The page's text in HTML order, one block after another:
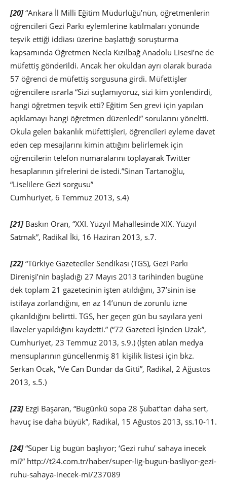
[20]“Ankara İl Milli Eğitim Müdürlüğü’nün, öğretmenlerin
öğrencileri Gezi Parkı eylemlerine katılmaları yönünde
teşvik ettiği iddiası üzerine başlattığı soruşturma
kapsamında Öğretmen Necla Kızılbağ Anadolu Lisesi’ne de
müfettiş gönderildi. Ancak her okuldan ayrı olarak burada
57 öğrenci de müfettiş sorgusuna girdi. Müfettişler
öğrencilere ısrarla “Sizi suçlamıyoruz, sizi kim yönlendirdi,
hangi öğretmen teşvik etti? Eğitim Sen grevi için yapılan
açıklamayı hangi öğretmen düzenledi” sorularını yöneltti.
Okula gelen bakanlık müfettişleri, öğrencileri eyleme davet
eden cep mesajlarını kimin attığını belirlemek için
öğrencilerin telefon numaralarını toplayarak Twitter
hesaplarının şifrelerini de istedi.”Sinan Tartanoğlu,
“Liselilere Gezi sorgusu”
Cumhuriyet, 6 Temmuz 2013, s.4)
[21]Baskın Oran, “XXI. Yüzyıl Mahallesinde XIX. Yüzyıl
Satmak”, Radikal İki, 16 Haziran 2013, s.7.
[22]“Türkiye Gazeteciler Sendikası (TGS), Gezi Parkı
Direnişi’nin başladığı 27 Mayıs 2013 tarihinden bugüne
dek toplam 21 gazetecinin işten atıldığını, 37’sinin ise
istifaya zorlandığını, en az 14’ünün de zorunlu izne
çıkarıldığını belirtti. TGS, her geçen gün bu sayılara yeni
ilaveler yapıldığını kaydetti.” (“72 Gazeteci İşinden Uzak”,
Cumhuriyet, 23 Temmuz 2013, s.9.) (İşten atılan medya
mensuplarının güncellenmiş 81 kişilik listesi için bkz.
Serkan Ocak, “Ve Can Dündar da Gitti”, Radikal, 2 Ağustos
2013, s.5.)
[23]Ezgi Başaran, “Bugünkü sopa 28 Şubat’tan daha sert,
havuç ise daha büyük”, Radikal, 15 Ağustos 2013, ss.10-11.
[24]“Süper Lig bugün başlıyor; ‘Gezi ruhu’ sahaya inecek
mi?” http://t24.com.tr/haber/super-lig-bugun-basliyor-gezi-
ruhu-sahaya-inecek-mi/237089